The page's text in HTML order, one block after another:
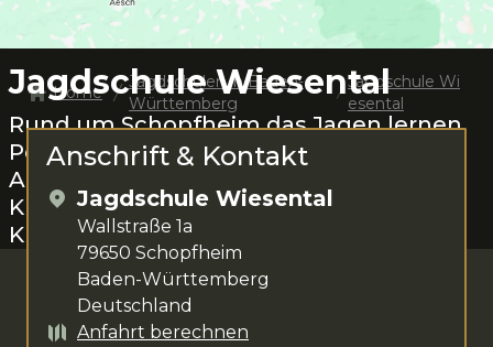
Jagdschule Wiesental
Rund umSchopfheimdas Jagen lernen.
Peter Meßmer steht dir für deine
Anliegen zur Verfügung. Das
Kursangebot umfasst verschiedenste
Kurse
.
Home
Jagdschulen inBaden-
Württemberg
Jagdschule Wi
esental
Anschrift & Kontakt
Jagdschule Wiesental
Wallstraße 1a
79650 Schopfheim
Baden-Württemberg
Deutschland
Anfahrt berechnen